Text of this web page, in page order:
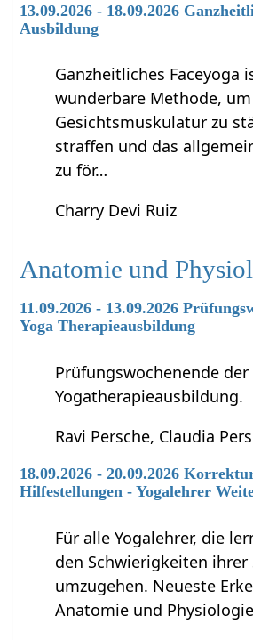
13.09.2026 - 18.09.2026
Ausbildung
Ganzheitliches Faceyoga
wunderbare Methode,
Gesichtsmuskulatur zu
straffen und das
zu för…
Charry Devi Ruiz
Anatomie und
11.09.2026 - 13.09.2026
Yoga Therapieausbildung
Prüfungswochenende der
Yogatherapieausbildung.
Ravi Persche, Claudia
18.09.2026 - 20.09.2026
Hilfestellungen - Yogalehrer
Für alle Yogalehrer, die
den Schwierigkeiten ihrer
umzugehen. Neueste
Anatomie und